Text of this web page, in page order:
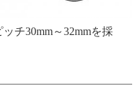
チ30mm～32mmを採